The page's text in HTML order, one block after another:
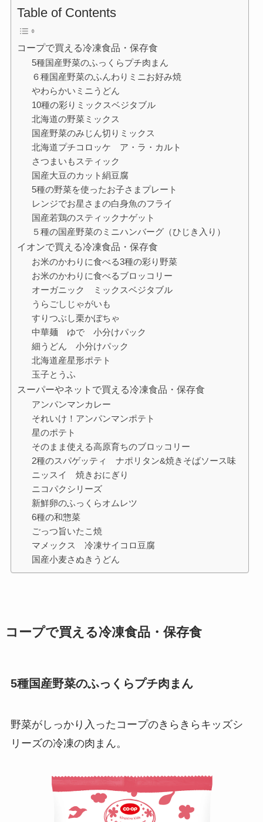
Table of Contents
コープで買える冷凍食品・保存食
5種国産野菜のふっくらプチ肉まん
６種国産野菜のふんわりミニお好み焼
やわらかいミニうどん
10種の彩りミックスベジタブル
北海道の野菜ミックス
国産野菜のみじん切りミックス
北海道プチコロッケ ア・ラ・カルト
さつまいもスティック
国産大豆のカット絹豆腐
5種の野菜を使ったお子さまプレート
レンジでお星さまの白身魚のフライ
国産若鶏のスティックナゲット
５種の国産野菜のミニハンバーグ（ひじき入り）
イオンで買える冷凍食品・保存食
お米のかわりに食べる3種の彩り野菜
お米のかわりに食べるブロッコリー
オーガニック ミックスベジタブル
うらごしじゃがいも
すりつぶし栗かぼちゃ
中華麺 ゆで 小分けパック
細うどん 小分けパック
北海道産星形ポテト
玉子とうふ
スーパーやネットで買える冷凍食品・保存食
アンパンマンカレー
それいけ！アンパンマンポテト
星のポテト
そのまま使える高原育ちのブロッコリー
2種のスパゲッティ ナポリタン&焼きそばソース味
ニッスイ 焼きおにぎり
ニコパクシリーズ
新鮮卵のふっくらオムレツ
6種の和惣菜
ごっつ旨いたこ焼
マメックス 冷凍サイコロ豆腐
国産小麦さぬきうどん
コープで買える冷凍食品・保存食
5種国産野菜のふっくらプチ肉まん
野菜がしっかり入ったコープのきらきらキッズシ
リーズの冷凍の肉まん。